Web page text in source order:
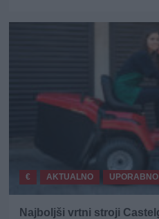
€ AKTUALNO UPORABNO
Najboljši vrtni stroji